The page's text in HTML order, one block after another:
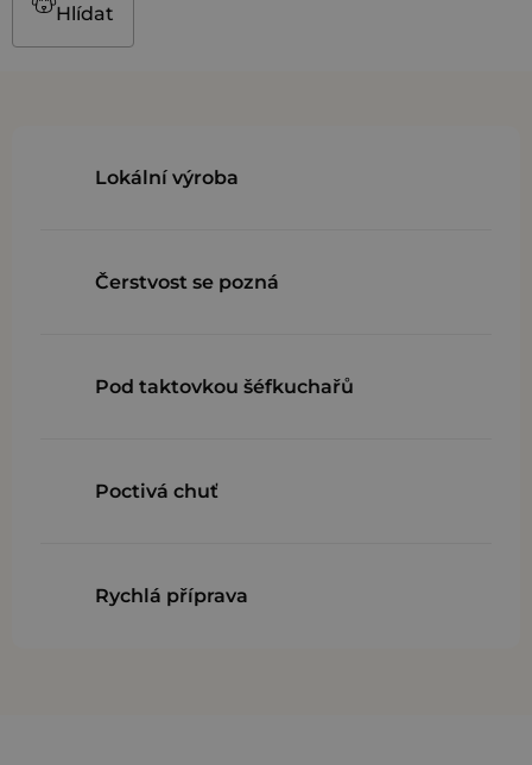
Hlídat
Lokální výroba
Čerstvost se pozná
Pod taktovkou šéfkuchařů
Poctivá chuť
Rychlá příprava